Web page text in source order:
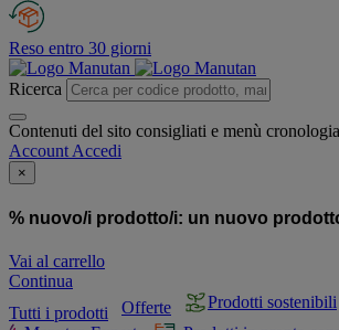
Reso entro 30 giorni
Ricerca
Contenuti del sito consigliati e menù
Account Accedi
×
% nuovo/i prodotto/i: un nuovo
Vai al carrello
Continua
Tutti i prodotti
Offerte
Prodotti sostenibili